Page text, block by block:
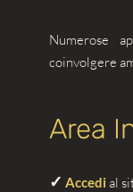
Numerose
coinvolgere
Area
✓ Accedi al